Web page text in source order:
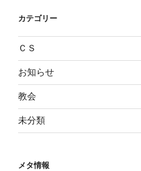
カテゴリー
ＣＳ
お知らせ
教会
未分類
メタ情報